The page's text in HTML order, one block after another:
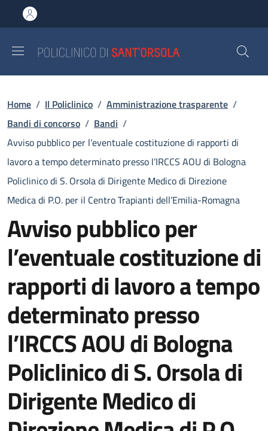
al contenuto principale
to footer content
Briciole di pane
Home / Il Policlinico / Amministrazione trasparente /
Bandi di concorso / Bandi /
Avviso pubblico per l’eventuale costituzione di rapporti di
lavoro a tempo determinato presso l’IRCCS AOU di Bologna
Policlinico di S. Orsola di Dirigente Medico di Direzione
Medica di P.O. per il Centro Trapianti dell’Emilia-Romagna
Avviso pubblico per
l’eventuale costituzione di
rapporti di lavoro a tempo
determinato presso
l’IRCCS AOU di Bologna
Policlinico di S. Orsola di
Dirigente Medico di